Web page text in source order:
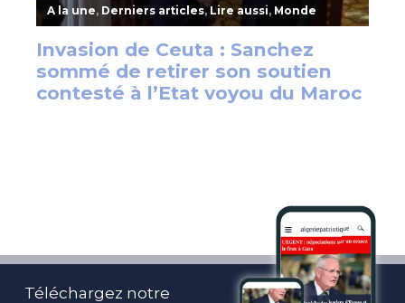
Téléchargez notre